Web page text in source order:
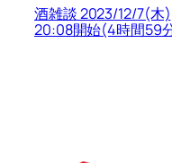
酒雑談 2023/12/7(木)
20:08開始(4時間59